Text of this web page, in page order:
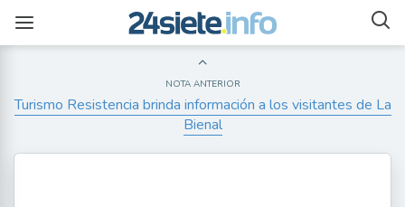
NOTA ANTERIOR
Turismo Resistencia brinda información a los visitantes de La
Bienal